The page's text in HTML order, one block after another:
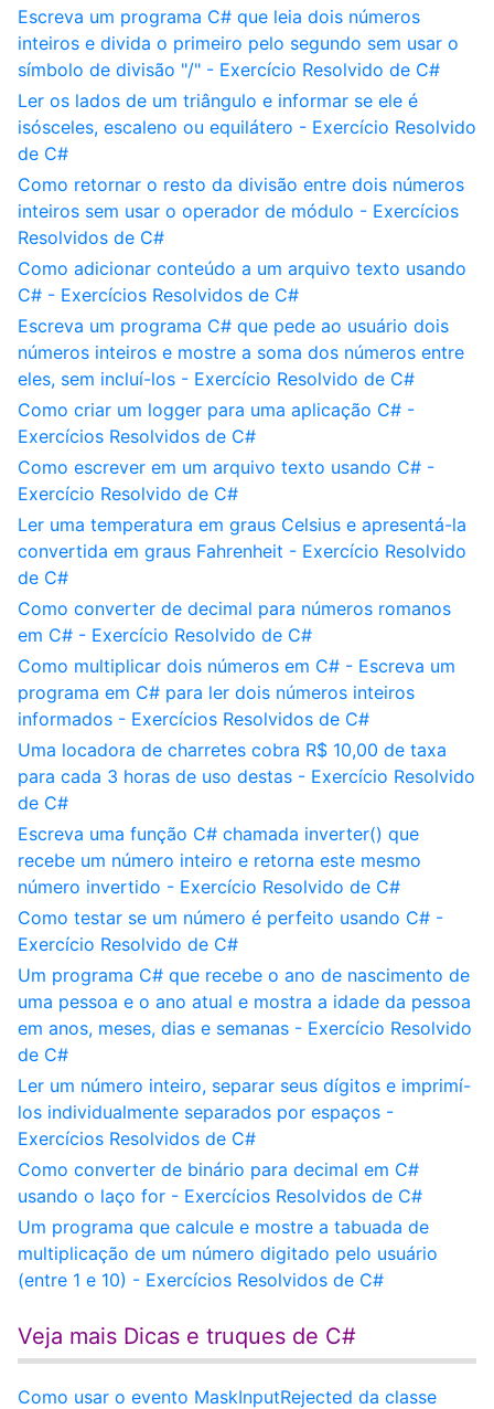
Escreva um programa C# que leia dois números
inteiros e divida o primeiro pelo segundo sem usar o
símbolo de divisão "/" - Exercício Resolvido de C#
Ler os lados de um triângulo e informar se ele é
isósceles, escaleno ou equilátero - Exercício Resolvido
de C#
Como retornar o resto da divisão entre dois números
inteiros sem usar o operador de módulo - Exercícios
Resolvidos de C#
Como adicionar conteúdo a um arquivo texto usando
C# - Exercícios Resolvidos de C#
Escreva um programa C# que pede ao usuário dois
números inteiros e mostre a soma dos números entre
eles, sem incluí-los - Exercício Resolvido de C#
Como criar um logger para uma aplicação C# -
Exercícios Resolvidos de C#
Como escrever em um arquivo texto usando C# -
Exercício Resolvido de C#
Ler uma temperatura em graus Celsius e apresentá-la
convertida em graus Fahrenheit - Exercício Resolvido
de C#
Como converter de decimal para números romanos
em C# - Exercício Resolvido de C#
Como multiplicar dois números em C# - Escreva um
programa em C# para ler dois números inteiros
informados - Exercícios Resolvidos de C#
Uma locadora de charretes cobra R$ 10,00 de taxa
para cada 3 horas de uso destas - Exercício Resolvido
de C#
Escreva uma função C# chamada inverter() que
recebe um número inteiro e retorna este mesmo
número invertido - Exercício Resolvido de C#
Como testar se um número é perfeito usando C# -
Exercício Resolvido de C#
Um programa C# que recebe o ano de nascimento de
uma pessoa e o ano atual e mostra a idade da pessoa
em anos, meses, dias e semanas - Exercício Resolvido
de C#
Ler um número inteiro, separar seus dígitos e imprimí-
los individualmente separados por espaços -
Exercícios Resolvidos de C#
Como converter de binário para decimal em C#
usando o laço for - Exercícios Resolvidos de C#
Um programa que calcule e mostre a tabuada de
multiplicação de um número digitado pelo usuário
(entre 1 e 10) - Exercícios Resolvidos de C#
Veja mais Dicas e truques de C#
Como usar o evento MaskInputRejected da classe